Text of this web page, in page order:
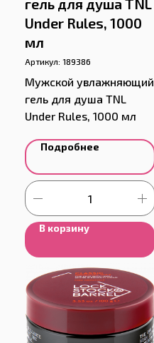
гель для душа TNL
Under Rules, 1000
мл
Артикул: 189386
Мужской увлажняющий
гель для душа TNL
Under Rules, 1000 мл
Подробнее
В корзину